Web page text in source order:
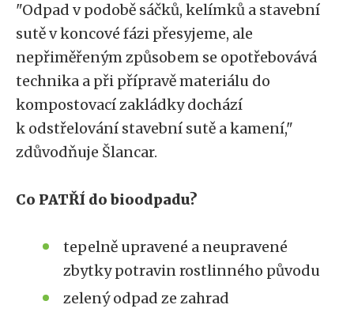
"Odpad v podobě sáčků, kelímků a stavební
sutě v koncové fázi přesyjeme, ale
nepřiměřeným způsobem se opotřebovává
technika a při přípravě materiálu do
kompostovací zakládky dochází
k odstřelování stavební sutě a kamení,"
zdůvodňuje Šlancar.
Co PATŘÍ do bioodpadu?
tepelně upravené a neupravené
zbytky potravin rostlinného původu
zelený odpad ze zahrad